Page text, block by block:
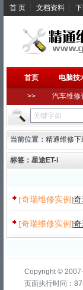
首 页 ┆ 文档资料 ┆
首页 电脑技
>> 汽车维修
当前位置： 精通维修下
标签：星途ET-i
[奇瑞维修实例 ]
[奇瑞维修实例 ]
Copyright ©
页面执行时间：